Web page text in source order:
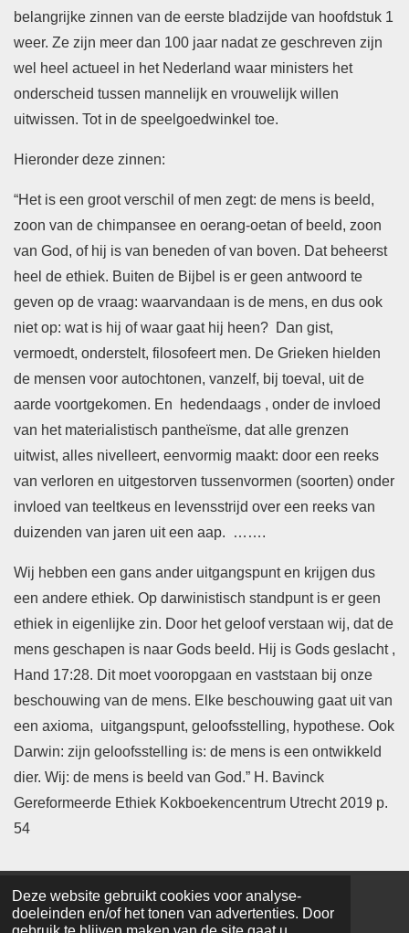
Deze website gebruikt cookies voor analyse-
doeleinden en/of het tonen van advertenties. Door
belangrijke zinnen van de eerste bladzijde van hoofdstuk 1
weer. Ze zijn meer dan 100 jaar nadat ze geschreven zijn
wel heel actueel in het Nederland waar ministers het
onderscheid tussen mannelijk en vrouwelijk willen
uitwissen. Tot in de speelgoedwinkel toe.
Hieronder deze zinnen:
“Het is een groot verschil of men zegt: de mens is beeld,
zoon van de chimpansee en oerang-oetan of beeld, zoon
van God, of hij is van beneden of van boven. Dat beheerst
heel de ethiek. Buiten de Bijbel is er geen antwoord te
geven op de vraag: waarvandaan is de mens, en dus ook
niet op: wat is hij of waar gaat hij heen? Dan gist,
vermoedt, onderstelt, filosofeert men. De Grieken hielden
de mensen voor autochtonen, vanzelf, bij toeval, uit de
aarde voortgekomen. En hedendaags , onder de invloed
van het materialistisch pantheïsme, dat alle grenzen
uitwist, alles nivelleert, eenvormig maakt: door een reeks
van verloren en uitgestorven tussenvormen (soorten) onder
invloed van teeltkeus en levensstrijd over een reeks van
duizenden van jaren uit een aap. …….
Wij hebben een gans ander uitgangspunt en krijgen dus
een andere ethiek. Op darwinistisch standpunt is er geen
ethiek in eigenlijke zin. Door het geloof verstaan wij, dat de
mens geschapen is naar Gods beeld. Hij is Gods geslacht ,
Hand 17:28. Dit moet vooropgaan en vaststaan bij onze
beschouwing van de mens. Elke beschouwing gaat uit van
een axioma, uitgangspunt, geloofsstelling, hypothese. Ook
Darwin: zijn geloofsstelling is: de mens is een ontwikkeld
dier. Wij: de mens is beeld van God.” H. Bavinck
Gereformeerde Ethiek Kokboekencentrum Utrecht 2019 p.
54
© 2017 - 2026 evangeliebelijder